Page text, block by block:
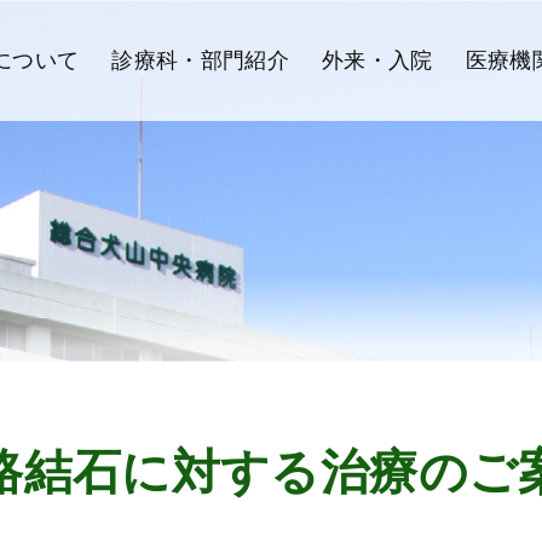
ついて 診療科・部門紹介 外来・入院 医療機
結石に対する治療のご